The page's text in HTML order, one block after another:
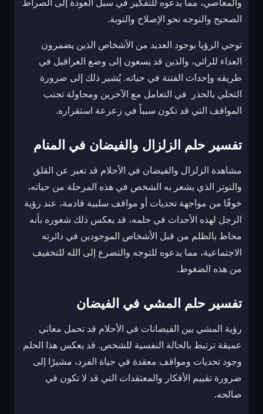
والمعاصي، مما يدعوه للتفكير في سبل العودة إلى الصراط
الصحيح والتوجه نحو الإصلاح والتوبة.
توحي الرؤيا بوجود العديد من الأشخاص الذين يضمرون
العداء للرائي، والذين قد يسعون إلى وضع العراقيل في
طريقه وإحداث الفتنة في حياته. يُشير ذلك إلى ضرورة
التحلي بالحذر في التعامل مع الآخرين ومحاولة تجنب
المواقف التي قد تكون سبباً في زعزعة استقراره.
تفسير حلم الزلزال والفيضان في المنام
مشاهدة الزلزال والفيضان في الأحلام قد تعبر عن القلق
والتوتر الذي يشعر به الشخص في هذه المرحلة من حياته،
خوفًا من مواجهة تحديات أو مواقف سلبية قادمة، عند رؤية
الرجل لهذه الأحداث في حلمه، قد يعكس ذلك شعوره بأنه
محاط بالظلم من قبل الأشخاص الموجودين في دائرته
الاجتماعية، مما يدعوه للتوجه والتضرع إلى الله للتخفيف
من هذه الضغوط.
تفسير حلم المشي في الفيضان
رؤية المشي بين الفيضانات في الأحلام قد تحمل معاني
عميقة ترتبط بالحالة النفسية للشخص. قد يعكس هذا الحلم
وجود تحديات ومواقف معقدة في حياة الفرد، مشيرًا إلى
ضرورة تقييم الأفكار والمعتقدات التي قد لا تكون في
صالحه.